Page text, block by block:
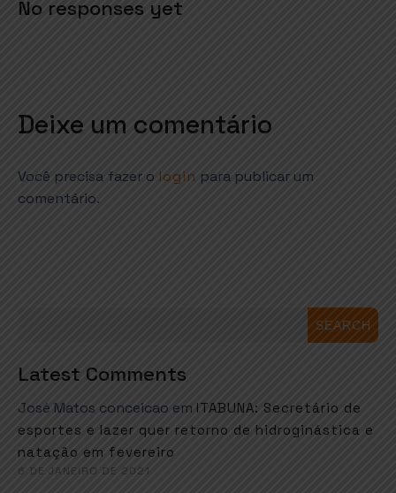
No responses yet
Deixe um comentário
Você precisa fazer o login para publicar um
comentário.
SEARCH
Latest Comments
José Matos conceicao em ITABUNA: Secretário de
esportes e lazer quer retorno de hidroginástica e
natação em fevereiro
6 DE JANEIRO DE 2021